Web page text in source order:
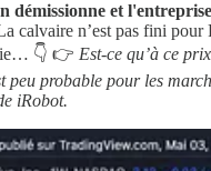
démissionne et
calvaire n’est pas fini pour
👇 👉 Est-ce qu’à ce
peu probable pour les
iRobot.